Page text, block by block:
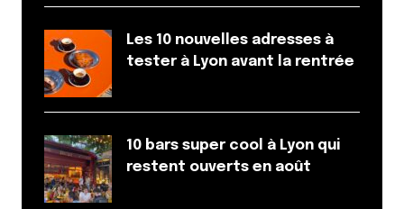
commentaire…
Je comprends que ce genre de commentaire agace,
mais on a quand même le droit d’avoir une opinion
sur la présentation d’un plat. Surtout que
franchement il était pas très méchant!
Un petit » j’espère que tu pourra venir chez moi
pour que je te fasse changer d’avis » aurait été plus
vendeur.
Mais le breton est sanguin!
Les 10 nouvelles adresses à
tester à Lyon avant la rentrée
10 bars super cool à Lyon qui
restent ouverts en août